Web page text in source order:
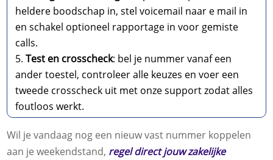
heldere boodschap in, stel voicemail naar e mail in
en schakel optioneel rapportage in voor gemiste
calls.​
Test en crosscheck: bel je nummer vanaf een
ander toestel, controleer alle keuzes en voer een
tweede crosscheck uit met onze support zodat alles
foutloos werkt.​
Wil je vandaag nog een nieuw vast nummer koppelen
aan je weekendstand, regel direct jouw zakelijke